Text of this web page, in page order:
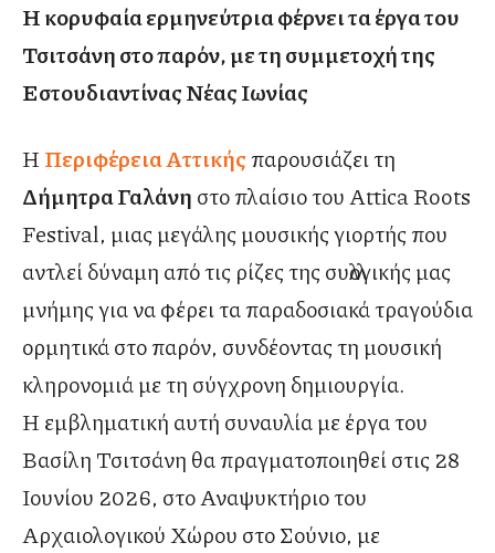
Η κορυφαία ερμηνεύτρια φέρνει τα έργα του
Τσιτσάνη στο παρόν, με τη συμμετοχή της
Εστουδιαντίνας Νέας Ιωνίας
Η Περιφέρεια Αττικήςπαρουσιάζει τη
Δήμητρα Γαλάνη στο πλαίσιο του Attica Roots
Festival, μιας μεγάλης μουσικής γιορτής που
αντλεί δύναμη από τις ρίζες της συλλογικής μας
μνήμης για να φέρει τα παραδοσιακά τραγούδια
ορμητικά στο παρόν, συνδέοντας τη μουσική
κληρονομιά με τη σύγχρονη δημιουργία.
Η εμβληματική αυτή συναυλία με έργα του
Βασίλη Τσιτσάνη θα πραγματοποιηθεί στις 28
Ιουνίου 2026, στο Αναψυκτήριο του
Αρχαιολογικού Χώρου στο Σούνιο, με